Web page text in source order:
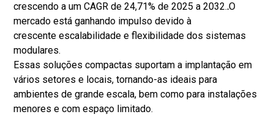
crescendo a um CAGR de 24,71% de 2025 a 2032..O
mercado está ganhando impulso devido à
crescente escalabilidade e flexibilidade dos sistemas
modulares.
Essas soluções compactas suportam a implantação em
vários setores e locais, tornando-as ideais para
ambientes de grande escala, bem como para instalações
menores e com espaço limitado.